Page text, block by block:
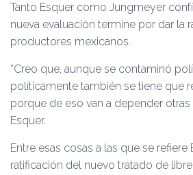
Tanto Esquer como Jungmeyer
nueva evaluación termine por dar la
productores mexicanos.
“Creo que, aunque se contaminó
políticamente también se tiene que
porque de eso van a depender otras
Esquer.
Entre esas cosas a las que se refiere
ratificación del nuevo tratado de